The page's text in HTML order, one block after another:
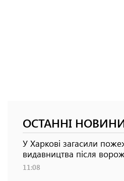
ОСТАННІ
У Харкові загасили
видавництва після
11:08